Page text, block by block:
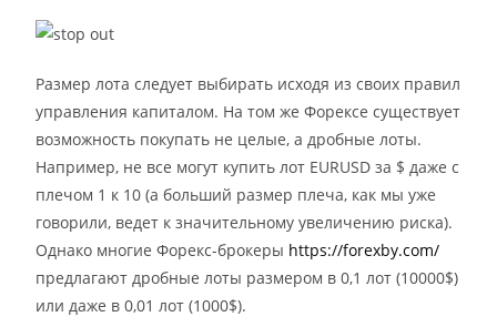
Размер лота следует выбирать исходя из своих правил
управления капиталом. На том же Форексе существует
возможность покупать не целые, а дробные лоты.
Например, не все могут купить лот EURUSD за $ даже с
плечом 1 к 10 (а больший размер плеча, как мы уже
говорили, ведет к значительному увеличению риска).
Однако многие Форекс-брокеры https://forexby.com/
предлагают дробные лоты размером в 0,1 лот (10000$)
или даже в 0,01 лот (1000$).